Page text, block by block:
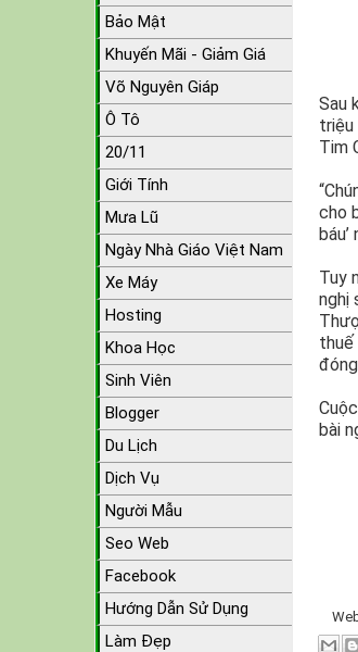
Sau
triệu
Tim
cho
báu’
Tuy
nghị
thuế
bài
Bảo Mật
Khuyến Mãi - Giảm Giá
Võ Nguyên Giáp
Ô Tô
20/11
Giới Tính
Mưa Lũ
Ngày Nhà Giáo Việt Nam
Xe Máy
Hosting
Khoa Học
Sinh Viên
Blogger
Du Lịch
Dịch Vụ
Người Mẫu
Seo Web
Facebook
Hướng Dẫn Sử Dụng
Làm Đẹp